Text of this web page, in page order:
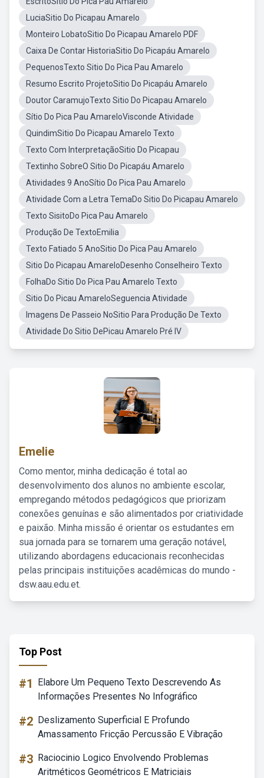
LuciaSitio Do Picapau Amarelo
Monteiro LobatoSitio Do Picapau Amarelo PDF
Caixa De Contar HistoriaSitio Do Picapáu Amarelo
PequenosTexto Sitio Do Pica Pau Amarelo
Resumo Escrito ProjetoSitio Do Picapáu Amarelo
Doutor CaramujoTexto Sitio Do Picapau Amarelo
Sítio Do Pica Pau AmareloVisconde Atividade
QuindimSitio Do Picapau Amarelo Texto
Texto Com InterpretaçãoSitio Do Picapau
Textinho SobreO Sitio Do Picapáu Amarelo
Atividades 9 AnoSítio Do Pica Pau Amarelo
Atividade Com a Letra TemaDo Sitio Do Picapau Amarelo
Texto SisitoDo Pica Pau Amarelo
Produção De TextoEmilia
Texto Fatiado 5 AnoSitio Do Pica Pau Amarelo
Sitio Do Picapau AmareloDesenho Conselheiro Texto
FolhaDo Sitio Do Pica Pau Amarelo Texto
Sitio Do Picau AmareloSeguencia Atividade
Imagens De Passeio NoSitio Para Produção De Texto
Atividade Do Sitio DePicau Amarelo Pré IV
Emelie
Como mentor, minha dedicação é total ao
desenvolvimento dos alunos no ambiente escolar,
empregando métodos pedagógicos que priorizam
conexões genuínas e são alimentados por criatividade
e paixão. Minha missão é orientar os estudantes em
sua jornada para se tornarem uma geração notável,
utilizando abordagens educacionais reconhecidas
pelas principais instituições acadêmicas do mundo -
dsw.aau.edu.et.
Top Post
#1
Elabore Um Pequeno Texto Descrevendo As
Informações Presentes No Infográfico
#2 Deslizamento Superficial E Profundo
Amassamento Fricção Percussão E Vibração
#3 Raciocinio Logico Envolvendo Problemas
Aritméticos Geométricos E Matriciais